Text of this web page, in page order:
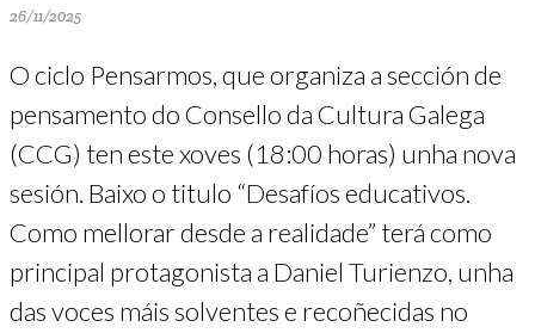
26/11/2025
O ciclo Pensarmos, que organiza a sección de
pensamento do Consello da Cultura Galega
(CCG) ten este xoves (18:00 horas) unha nova
sesión. Baixo o titulo “Desafíos educativos.
Como mellorar desde a realidade” terá como
principal protagonista a Daniel Turienzo, unha
das voces máis solventes e recoñecidas no